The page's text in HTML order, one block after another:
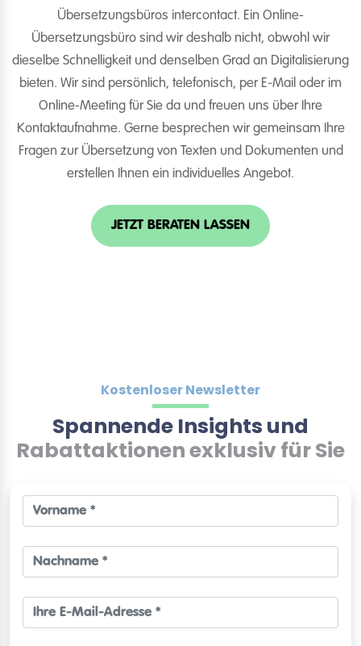
Übersetzungsbüros intercontact. Ein Online-
Übersetzungsbüro sind wir deshalb nicht, obwohl wir
dieselbe Schnelligkeit und denselben Grad an Digitalisierung
bieten. Wir sind persönlich, telefonisch, per E-Mail oder im
Online-Meeting für Sie da und freuen uns über Ihre
Kontaktaufnahme. Gerne besprechen wir gemeinsam Ihre
Fragen zur Übersetzung von Texten und Dokumenten und
erstellen Ihnen ein individuelles Angebot.
JETZT BERATEN LASSEN
Kostenloser Newsletter
Spannende Insights und
Rabattaktionen exklusiv für Sie